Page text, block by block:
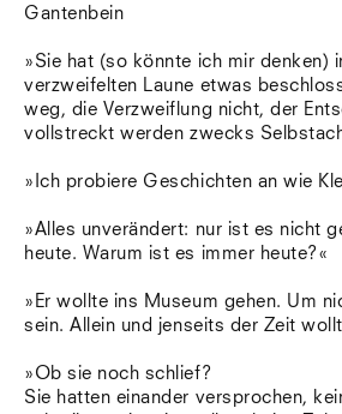
Gantenbein
»Sie hat (so könnte ich mir denken)
verzweifelten Laune etwas
weg, die Verzweiflung nicht, der
vollstreckt werden zwecks
»Ich probiere Geschichten an wie
»Alles unverändert: nur ist es nicht
heute. Warum ist es immer heute?«
»Er wollte ins Museum gehen. Um
sein. Allein und jenseits der Zeit
»Ob sie noch schlief?
Sie hatten einander versprochen,